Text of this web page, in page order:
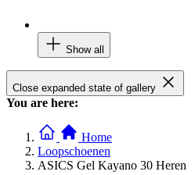
Show all
Close expanded state of gallery
You are here:
Home
Loopschoenen
ASICS Gel Kayano 30 Heren